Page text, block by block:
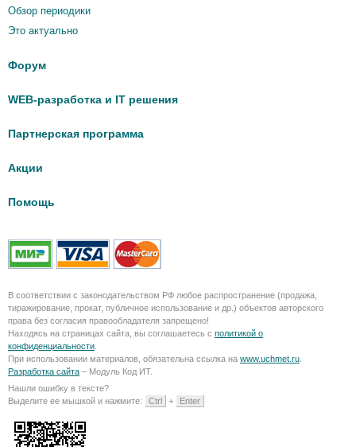
Обзор периодики
Это актуально
Форум
WEB-разработка и IT решения
Партнерская программа
Акции
Помощь
В соответствии с законодательством РФ любое распространение (продажа,
тиражирование, прокат, публичное использование и др.) объектов авторского
права без согласия правообладателя запрещено!
Находясь на страницах сайта, вы соглашаетесь с политикой о
конфиденциальности
При использовании материалов, обязательна ссылка на www.uchmet.ru
Разработка сайта – Модуль Код ИТ.
Нашли ошибку в тексте?
Выделите ее мышкой и нажмите:
Ctrl + Enter